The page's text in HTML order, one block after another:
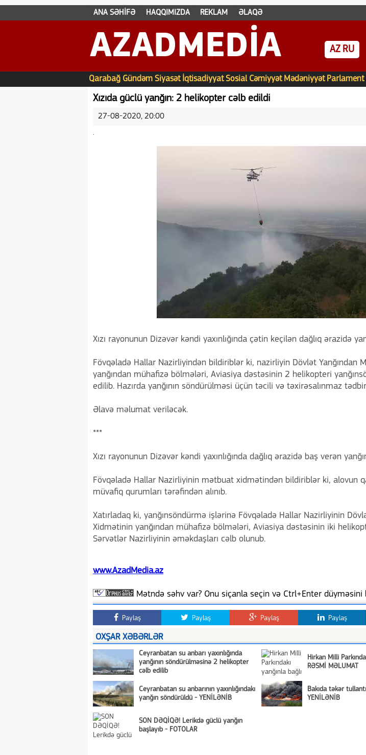
ANA SƏHİFƏ HAQQIMIZDA REKLAM ƏLAQƏ
AZADMEDIA AZ RU
Qarabağ Gündəm Siyasət İqtisadiyyat Sosial Cəmiyyət Mədəniyyət Parlament
Xızıda güclü yanğın: 2 helikopter cəlb edildi
27-08-2020, 20:00
.
Xızı rayonunun Dizəvər kəndi yaxınlığında çətin keçilən dağlıq ərazidə
Fövqəladə Hallar Nazirliyindən bildiriblər ki, nazirliyin Dövlət Yanğından
yanğından mühafizə bölmələri, Aviasiya dəstəsinin 2 helikopteri
edilib. Hazırda yanğının söndürülməsi üçün təcili və təxirəsalınmaz
Əlavə məlumat veriləcək.
***
Xızı rayonunun Dizəvər kəndi yaxınlığında dağlıq ərazidə baş verən
Fövqəladə Hallar Nazirliyinin mətbuat xidmətindən bildiriblər ki, alovun
müvafiq qurumları tərəfindən alınıb.
Xatırladaq ki, yanğınsöndürmə işlərinə Fövqəladə Hallar Nazirliyinin
Xidmətinin yanğından mühafizə bölmələri, Aviasiya dəstəsinin iki
Sərvətlər Nazirliyinin əməkdaşları cəlb olunub.
www.AzadMedia.az
Mətndə səhv var? Onu siçanla seçin və Ctrl+Enter düyməsini
Paylaş Paylaş Paylaş Paylaş
OXŞAR XƏBƏRLƏR
Ceyranbatan su anbarı yaxınlığında
yanğının söndürülməsinə 2 helikopter
cəlb edilib
Hirkan Milli
RƏSMİ MƏLUMAT
Ceyranbatan su anbarının yaxınlığındakı
yanğın söndürüldü - YENİLƏNİB
Bakıda təkər
YENİLƏNİB
SON DƏQİQƏ! Lerikdə güclü yanğın
başlayıb - FOTOLAR